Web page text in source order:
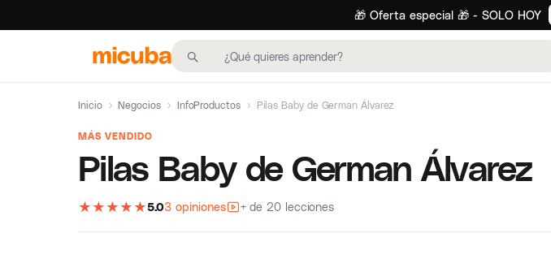
🎁 Oferta especial 🎁 - SOLO HOY
Inicio › Negocios › InfoProductos › Pilas Baby de German Álvarez
MÁS VENDIDO
Pilas Baby de German Álvarez
★ ★ ★ ★ ★5.03 opiniones + de 20 lecciones